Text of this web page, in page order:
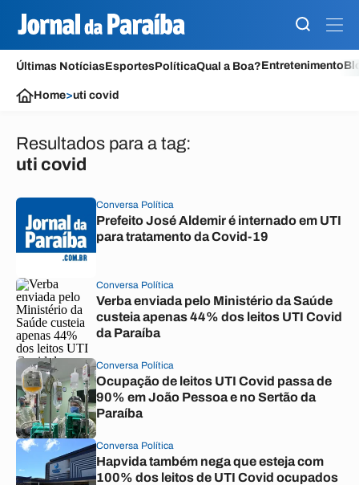
Últimas NotíciasEsportesPolíticaQual a Boa?Entretenimento
Home>uti covid
Resultados para a tag:
uti covid
Conversa Política
Prefeito José Aldemir é internado em UTI
para tratamento da Covid-19
Conversa Política
Verba enviada pelo Ministério da Saúde
custeia apenas 44% dos leitos UTI Covid
da Paraíba
Conversa Política
Ocupação de leitos UTI Covid passa de
90% em João Pessoa e no Sertão da
Paraíba
Conversa Política
Hapvida também nega que esteja com
100% dos leitos de UTI Covid ocupados